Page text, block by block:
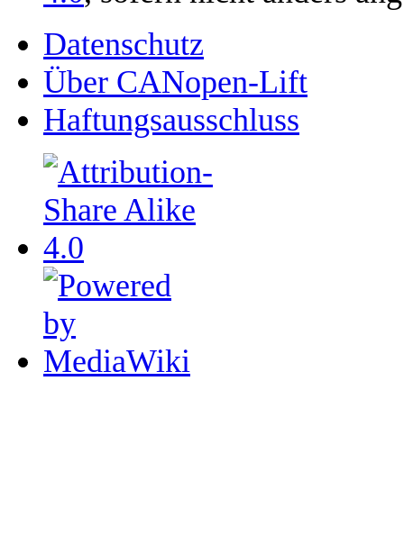
Datenschutz
Über CANopen-Lift
Haftungsausschluss